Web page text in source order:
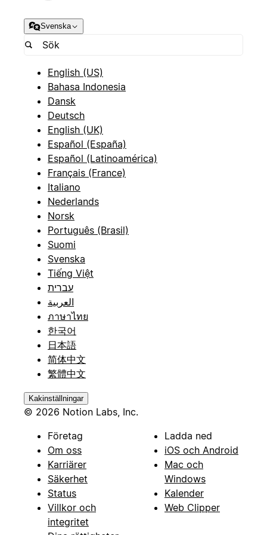
Svenska
English (US)
Bahasa Indonesia
Dansk
Deutsch
English (UK)
Español (España)
Español (Latinoamérica)
Français (France)
Italiano
Nederlands
Norsk
Português (Brasil)
Suomi
Svenska
Tiếng Việt
עברית
العربية
ภาษาไทย
한국어
日本語
简体中文
繁體中文
Kakinställningar
© 2026 Notion Labs, Inc.
Företag
Om oss
Karriärer
Säkerhet
Status
Villkor och
integritet
Ladda ned
iOS och Android
Mac och
Windows
Kalender
Web Clipper